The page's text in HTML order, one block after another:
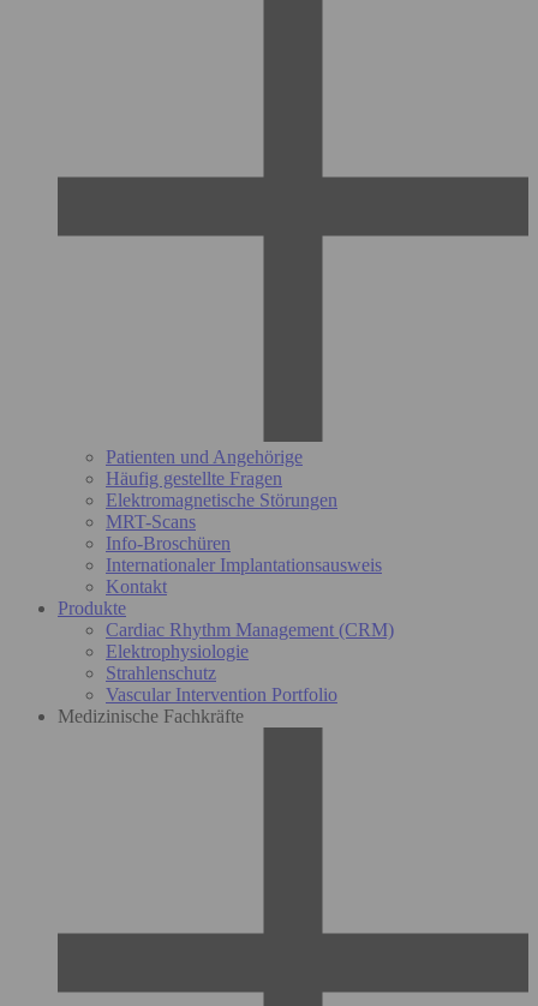
Patienten und Angehörige
Häufig gestellte Fragen
Elektromagnetische Störungen
MRT-Scans
Info-Broschüren
Internationaler Implantationsausweis
Kontakt
Produkte
Cardiac Rhythm Management (CRM)
Elektrophysiologie
Strahlenschutz
Vascular Intervention Portfolio
Medizinische Fachkräfte